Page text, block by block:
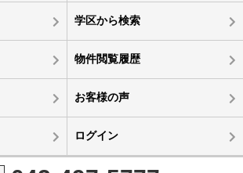
学区から検索
物件閲覧履歴
お客様の声
ログイン